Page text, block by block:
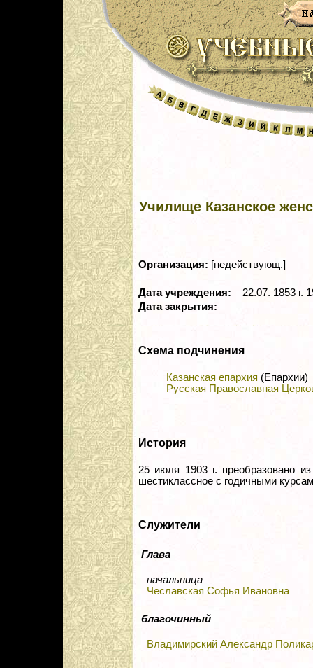
Училище Казанское
Организация: [недействующ.]
Дата учреждения:
22.07. 1853 г.
Дата закрытия:
Схема подчинения
Казанская епархия (Епархии)
Русская Православная
История
25 июля 1903 г. преобразовано
шестиклассное с годичными
Служители
Глава
начальница
Чеславская Софья Ивановна
благочинный
Владимирский Александр